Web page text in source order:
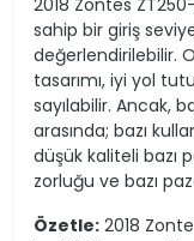
sahip bir giriş
değerlendirilebilir.
tasarımı, iyi yol
sayılabilir. Ancak,
arasında; bazı
düşük kaliteli bazı
zorluğu ve bazı
Özetle: 2018